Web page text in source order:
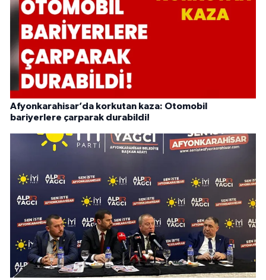
Afyonkarahisar’da korkutan kaza: Otomobil
bariyerlere çarparak durabildi!